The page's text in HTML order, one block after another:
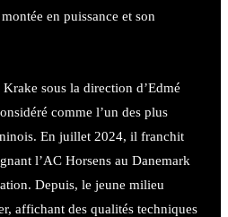
en puissance et son
Krake sous la direction d’Edmé
comme l’un des plus
En juillet 2024, il franchit
l’AC Horsens au Danemark
Depuis, le jeune milieu
affichant des qualités techniques